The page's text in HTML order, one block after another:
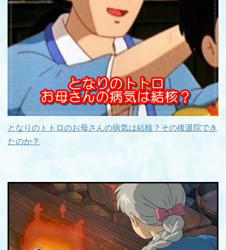
となりのトトロのお母さんの病気は結核？その後退院でき
たのか？